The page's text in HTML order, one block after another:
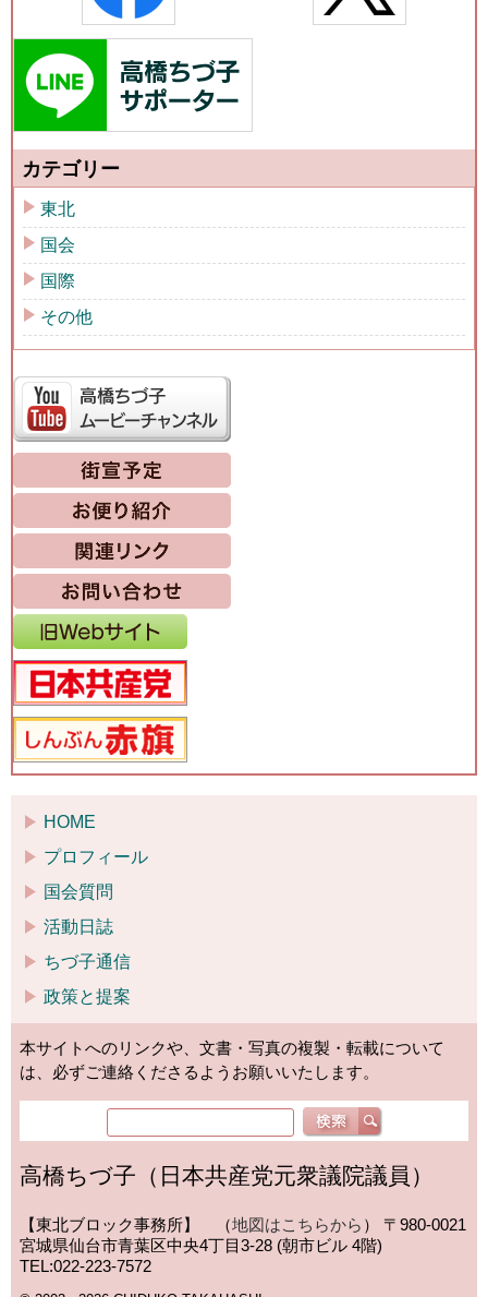
カテゴリー
東北
国会
国際
その他
HOME
プロフィール
国会質問
活動日誌
ちづ子通信
政策と提案
本サイトへのリンクや、文書・写真の複製・転載について
は、必ずご連絡くださるようお願いいたします。
高橋ちづ子（日本共産党元衆議院議員）
【東北ブロック事務所】 （地図はこちらから ）
〒980-0021
宮城県仙台市青葉区中央4丁目3-28 (朝市ビル 4階)
TEL:022-223-7572